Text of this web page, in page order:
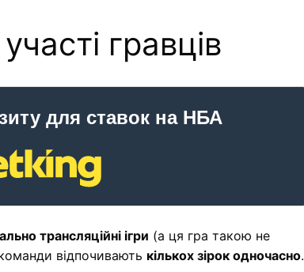
гравців
для ставок на НБА
трансляційні ігри (а ця гра такою не
відпочивають кількох зірок одночасно.